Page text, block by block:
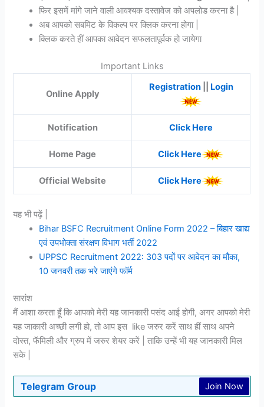
फिर इसमें मांगे जाने वाली आवश्यक दस्तावेज को अपलोड करना है |
अब आपको सबमिट के विकल्प पर क्लिक करना होगा |
क्लिक करते हीं आपका आवेदन सफलतापूर्वक हो जायेगा
Important Links
Online Apply
Registration|| Login
Notification Click Here
Home Page Click Here
Official Website Click Here
यह भी पढ़ें |
Bihar BSFC Recruitment Online Form 2022 – बिहार खाद्य
एवं उपभोक्ता संरक्षण विभाग भर्ती 2022
UPPSC Recruitment 2022: 303 पदों पर आवेदन का मौका,
10 जनवरी तक भरे जाएंगे फॉर्म
सारांश
मैं आशा करता हूँ कि आपको मेरी यह जानकारी पसंद आई होगी, अगर आपको मेरी
यह जाकारी अच्छी लगी हो, तो आप इस like जरुर करें साथ हीं साथ अपने
दोस्त, फॅमिली और ग्रुप में जरुर शेयर करें | ताकि उन्हें भी यह जानकारी मिल
सके |
Telegram Group Join Now